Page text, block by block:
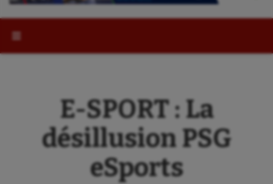
E-SPORT : La
désillusion PSG
eSports